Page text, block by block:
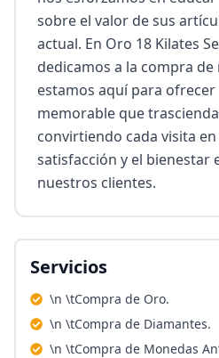
sobre el valor de sus
actual. En Oro 18 Kilates
dedicamos a la compra
estamos aquí para
memorable que
convirtiendo cada visita
satisfacción y el bienestar
nuestros clientes.
Servicios
\n \tCompra de Oro.
\n \tCompra de Diamantes.
\n \tCompra de Monedas